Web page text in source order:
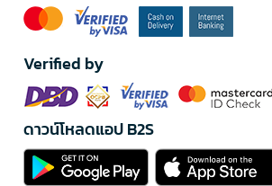
Verified by
ดาวน์โหลดแอป B2S